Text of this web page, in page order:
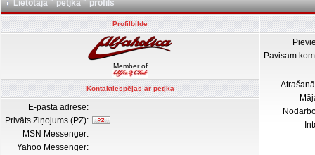
Lietotāja " petjka " profils
Profilbilde
Member of
Pavisam
Kontaktiespējas ar petjka
E-pasta adrese:
Privāts Ziņojums (PZ):
MSN Messenger:
Yahoo Messenger: